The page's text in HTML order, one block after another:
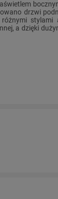
drzwi
stylami
a dzięki